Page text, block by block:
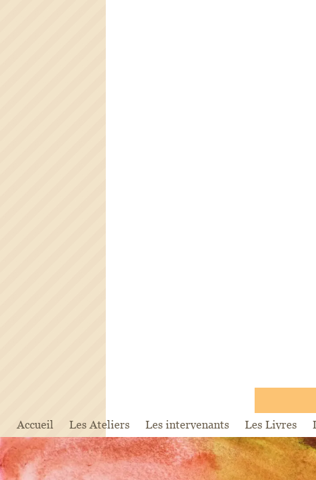
Accueil Les Ateliers Les intervenants Les Livres